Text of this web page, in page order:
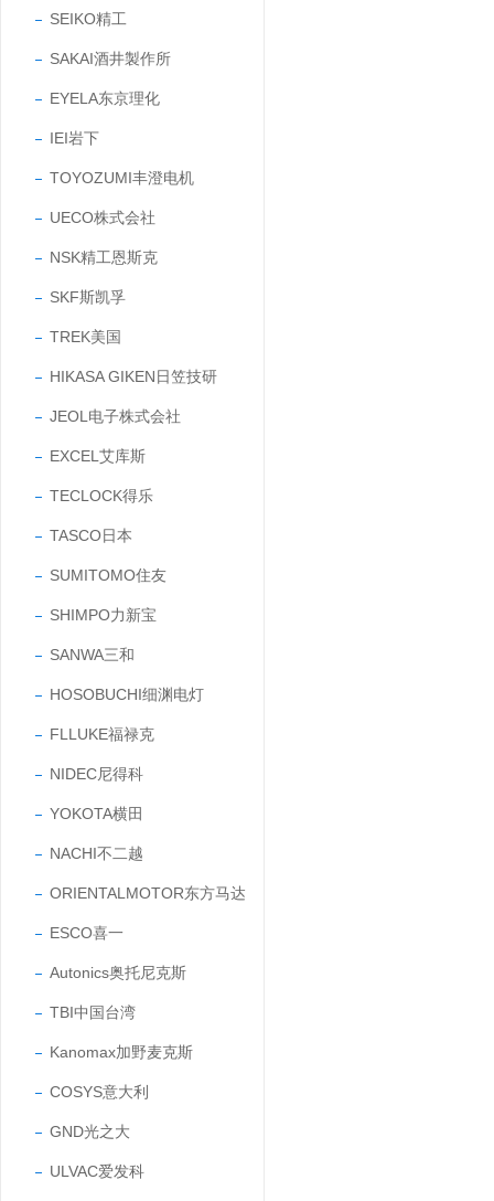
SEIKO精工
SAKAI酒井製作所
EYELA东京理化
IEI岩下
TOYOZUMI丰澄电机
UECO株式会社
NSK精工恩斯克
SKF斯凯孚
TREK美国
HIKASA GIKEN日笠技研
JEOL电子株式会社
EXCEL艾库斯
TECLOCK得乐
TASCO日本
SUMITOMO住友
SHIMPO力新宝
SANWA三和
HOSOBUCHI细渊电灯
FLLUKE福禄克
NIDEC尼得科
YOKOTA横田
NACHI不二越
ORIENTALMOTOR东方马达
ESCO喜一
Autonics奥托尼克斯
TBI中国台湾
Kanomax加野麦克斯
COSYS意大利
GND光之大
ULVAC爱发科